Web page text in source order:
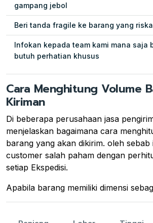
gampang jebol
Beri tanda fragile ke barang yang
Infokan kepada team kami mana saja
butuh perhatian khusus
Cara Menghitung Volume
Kiriman
Di beberapa perusahaan jasa
menjelaskan bagaimana cara
barang yang akan dikirim. oleh
customer salah paham dengan
setiap Ekspedisi.
Apabila barang memiliki dimensi